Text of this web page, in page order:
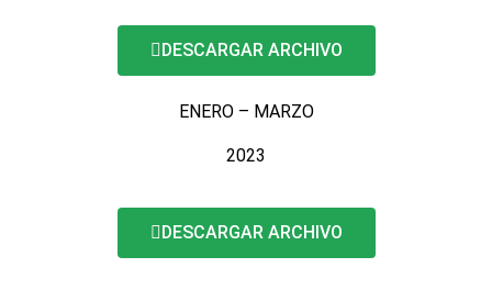
DESCARGAR ARCHIVO
ENERO – MARZO
2023
DESCARGAR ARCHIVO